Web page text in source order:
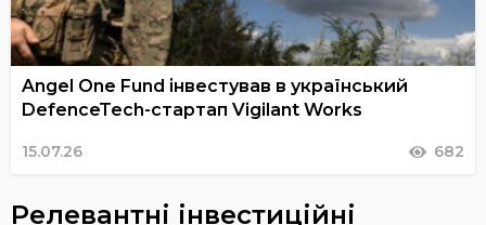
Angel One Fund інвестував в український
DefenceTech-стартап Vigilant Works
15.07.26 682
Релевантні інвестиційні